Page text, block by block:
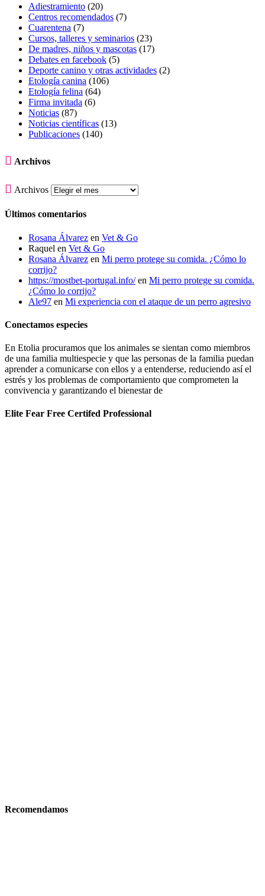
Adiestramiento (20)
Centros recomendados (7)
Cuarentena (7)
Cursos, talleres y seminarios (23)
De madres, niños y mascotas (17)
Debates en facebook (5)
Deporte canino y otras actividades (2)
Etología canina (106)
Etología felina (64)
Firma invitada (6)
Noticias (87)
Noticias científicas (13)
Publicaciones (140)
 Archivos
 Archivos
Últimos comentarios
Rosana Álvarez en Vet & Go
Raquel en Vet & Go
Rosana Álvarez en Mi perro protege su comida. ¿Cómo lo
corrijo?
https://mostbet-portugal.info/en Mi perro protege su comida.
¿Cómo lo corrijo?
Ale97 en Mi experiencia con el ataque de un perro agresivo
Conectamos especies
En Etolia procuramos que los animales se sientan como miembros
de una familia multiespecie y que las personas de la familia puedan
aprender a comunicarse con ellos y a entenderse, reduciendo así el
estrés y los problemas de comportamiento que comprometen la
convivencia y garantizando el bienestar de
Elite Fear Free Certifed Professional
Recomendamos